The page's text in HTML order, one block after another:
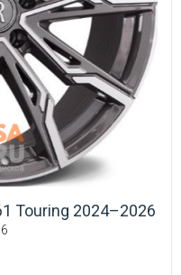
Touring 2024–2026